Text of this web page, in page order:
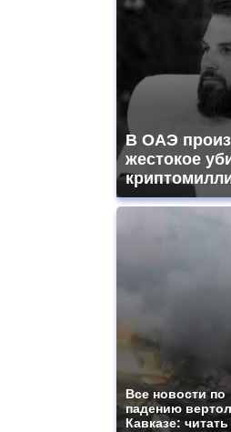
В ОАЭ
жестокое
Все новости по
падению
Кавказе: